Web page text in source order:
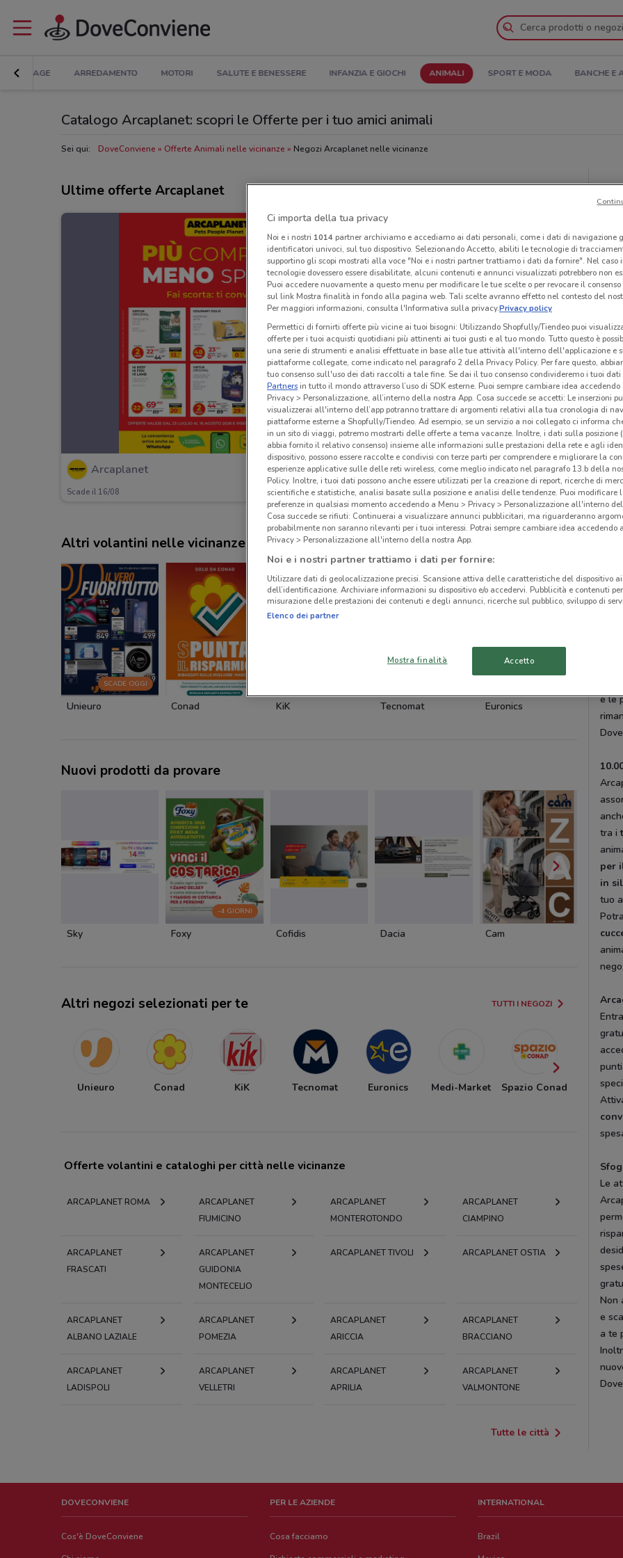
BRICOLAGE ARREDAMENTO MOTORI SALUTE E BENESSERE INFANZIA E GIOCHI ANIMALI SPORT E MODA BANCHE E
Catalogo Arcaplanet: scopri le Offerte per i tuo amici animali
Sei qui: DoveConviene Offerte Animali nelle vicinanze Negozi Arcaplanet nelle vicinanze
Ultime offerte Arcaplanet
Arcaplanet
Scade il 16/08 2.5 km
Altri volantini nelle vicinanze
SCADE OGGI
Unieuro Conad KiK Tecnomat Euronics Medi-
Nuovi prodotti da provare
Sky
-4 GIORNI
Foxy Cofidis Dacia Cam Cam
Altri negozi selezionati per te TUTTI I NEGOZI
Unieuro Conad KiK Tecnomat Euronics Medi-Market Spazio Conad
Market
Offerte volantini e cataloghi per città nelle vicinanze
ARCAPLANET ROMA
ARCAPLANET
FIUMICINO
ARCAPLANET
MONTEROTONDO
ARCAPLANET
CIAMPINO
ARCAPLANET
FRASCATI
ARCAPLANET
GUIDONIA
MONTECELIO
ARCAPLANET TIVOLI ARCAPLANET OSTIA
ARCAPLANET
ALBANO LAZIALE
ARCAPLANET
POMEZIA
ARCAPLANET
ARICCIA
ARCAPLANET
BRACCIANO
ARCAPLANET
LADISPOLI
ARCAPLANET
VELLETRI
ARCAPLANET
APRILIA
ARCAPLANET
VALMONTONE
Tutte le città
Gli
Da
e le
tra i
per
in
tuo
Le
Non
e
a te
DOVECONVIENE
Cos'è DoveConviene
PER LE AZIENDE
Cosa facciamo
INTERNATIONAL
Brazil
Ci importa della tua privacy
Noi e i nostri 1014partner archiviamo e accediamo ai dati personali, come i dati di navigazione
identificatori univoci, sul tuo dispositivo. Selezionando Accetto, abiliti le tecnologie di
supportino gli scopi mostrati alla voce "Noi e i nostri partner trattiamo i dati da fornire". Nel caso
tecnologie dovessero essere disabilitate, alcuni contenuti e annunci visualizzati potrebbero non
Puoi accedere nuovamente a questo menu per modificare le tue scelte o per revocare il
sul link Mostra finalità in fondo alla pagina web. Tali scelte avranno effetto nel contesto del
Per maggiori informazioni, consulta l'Informativa sulla privacy.Privacy policy
Permettici di fornirti offerte più vicine ai tuoi bisogni: Utilizzando Shopfully/Tiendeo puoi
offerte per i tuoi acquisti quotidiani più attinenti ai tuoi gusti e al tuo mondo. Tutto questo è
una serie di strumenti e analisi effettuate in base alle tue attività all'interno dell'applicazione e
piattaforme collegate, come indicato nel paragrafo 2 della Privacy Policy. Per fare questo,
tuo consenso sull'uso dei dati raccolti a tale fine. Se dai il tuo consenso condivideremo i tuoi dati
Partnersin tutto il mondo attraverso l’uso di SDK esterne. Puoi sempre cambiare idea accedendo
Privacy > Personalizzazione, all’interno della nostra App. Cosa succede se accetti: Le inserzioni
visualizzerai all'interno dell’app potranno trattare di argomenti relativi alla tua cronologia di
piattaforme esterne a Shopfully/Tiendeo. Ad esempio, se un servizio a noi collegato ci informa
in un sito di viaggi, potremo mostrarti delle offerte a tema vacanze. Inoltre, i dati sulla posizione
abbia fornito il relativo consenso) insieme alle informazioni sulle prestazioni della rete e agli
dispositivo, possono essere raccolte e condivisi con terze parti per comprendere e migliorare la
esperienze applicative sulle delle reti wireless, come meglio indicato nel paragrafo 13.b della
Policy. Inoltre, i tuoi dati possono anche essere utilizzati per la creazione di report, ricerche di
scientifiche e statistiche, analisi basate sulla posizione e analisi delle tendenze. Puoi modificare
preferenze in qualsiasi momento accedendo a Menu > Privacy > Personalizzazione all'interno
Cosa succede se rifiuti: Continuerai a visualizzare annunci pubblicitari, ma riguarderanno
probabilmente non saranno rilevanti per i tuoi interessi. Potrai sempre cambiare idea accedendo
Privacy > Personalizzazione all'interno della nostra App.
Noi e i nostri partner trattiamo i dati per fornire:
Utilizzare dati di geolocalizzazione precisi. Scansione attiva delle caratteristiche del dispositivo
dell’identificazione. Archiviare informazioni su dispositivo e/o accedervi. Pubblicità e contenuti
misurazione delle prestazioni dei contenuti e degli annunci, ricerche sul pubblico, sviluppo di
Elenco dei partner
Mostra finalità Accetto